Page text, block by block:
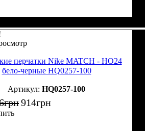
перчатки Nike MATCH - HO24
бело-черные HQ0257-100
HQ0257-100
грн914грн